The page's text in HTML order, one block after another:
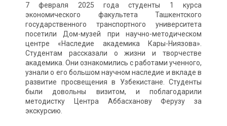
7 февраля 2025 года студенты 1 курса
экономического факультета Ташкентского
государственного транспортного университета
посетили Дом-музей при научно-методическом
центре «Наследие академика Кары-Ниязова».
Студентам рассказали о жизни и творчестве
академика. Они ознакомились с работами ученного,
узнали о его большом научном наследие и вкладе в
развитие просвещения в Узбекистане. Студенты
были довольны визитом, и поблагодарили
методистку Центра Аббасханову Ферузу за
экскурсию.